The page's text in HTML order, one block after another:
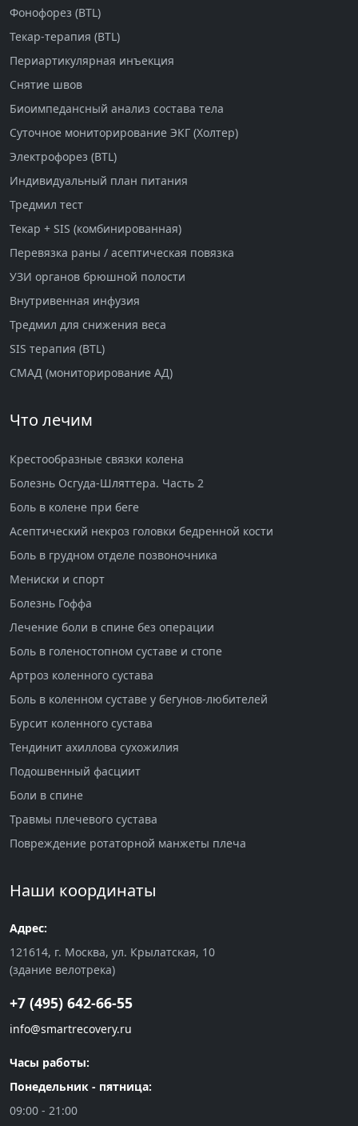
Фонофорез (BTL)
Текар-терапия (BTL)
Периартикулярная инъекция
Снятие швов
Биоимпедансный анализ состава тела
Суточное мониторирование ЭКГ (Холтер)
Электрофорез (BTL)
Индивидуальный план питания
Тредмил тест
Текар + SIS (комбинированная)
Перевязка раны / асептическая повязка
УЗИ органов брюшной полости
Внутривенная инфузия
Тредмил для снижения веса
SIS терапия (BTL)
СМАД (мониторирование АД)
Что лечим
Крестообразные связки колена
Болезнь Осгуда-Шляттера. Часть 2
Боль в колене при беге
Асептический некроз головки бедренной кости
Боль в грудном отделе позвоночника
Мениски и спорт
Болезнь Гоффа
Лечение боли в спине без операции
Боль в голеностопном суставе и стопе
Артроз коленного сустава
Боль в коленном суставе у бегунов-любителей
Бурсит коленного сустава
Тендинит ахиллова сухожилия
Подошвенный фасциит
Боли в спине
Травмы плечевого сустава
Повреждение ротаторной манжеты плеча
Наши координаты
Адрес:
121614, г. Москва, ул. Крылатская, 10
(здание велотрека)
+7 (495) 642-66-55
info@smartrecovery.ru
Часы работы:
Понедельник - пятница:
09:00 - 21:00